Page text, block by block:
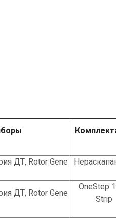
ДТ, Rotor Gene
ДТ, Rotor Gene
OneStep
Strip